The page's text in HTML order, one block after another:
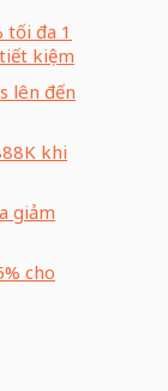
tối đa 1
kiệm
lên đến
khi
giảm
cho